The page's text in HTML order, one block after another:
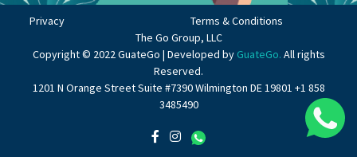
Privacy
Terms & Conditions
The Go Group, LLC
Copyright © 2022 GuateGo | Developed by GuateGo. All rights
Reserved.
1201 N Orange Street Suite #7390 Wilmington DE 19801 +1 858
3485490